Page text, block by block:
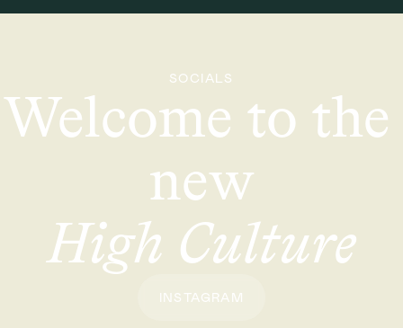
SOCIALS
Welcome to the
new
High Culture
INSTAGRAM